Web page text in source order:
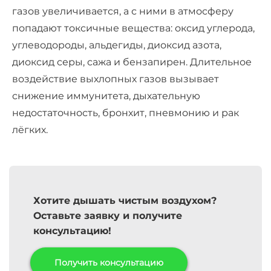
газов увеличивается, а с ними в атмосферу
попадают токсичные вещества: оксид углерода,
углеводороды, альдегиды, диоксид азота,
диоксид серы, сажа и бензапирен. Длительное
воздействие выхлопных газов вызывает
снижение иммунитета, дыхательную
недостаточность, бронхит, пневмонию и рак
лёгких.
Хотите дышать чистым воздухом?
Оставьте заявку и получите
консультацию!
Получить консультацию